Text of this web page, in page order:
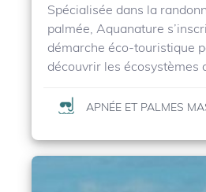
Spécialisée dans la
palmée, Aquanature
démarche éco-touristique
découvrir les écosystèmes
APNÉE ET PALMES